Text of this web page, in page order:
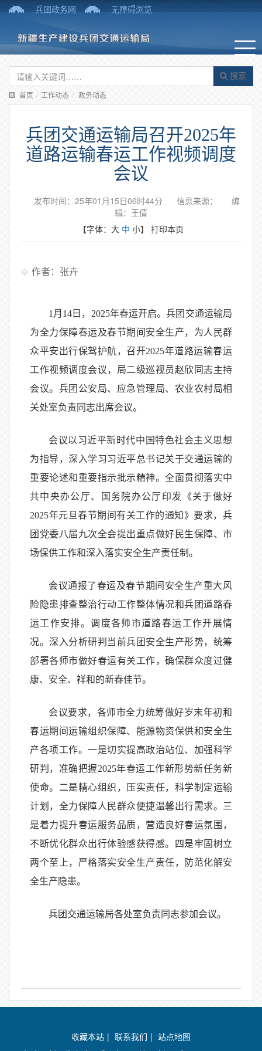
兵团政务网 无障碍浏览
搜索
首页 / 工作动态 / 政务动态
兵团交通运输局召开2025年
道路运输春运工作视频调度
会议
发布时间：25年01月15日06时44分 信息来源：
编
辑：王倩
【字体： 大 中 小】 打印本页
作者：张卉
1月14日，2025年春运开启。兵团交通运输局
为全力保障春运及春节期间安全生产，为人民群
众平安出行保驾护航，召开2025年道路运输春运
工作视频调度会议，局二级巡视员赵欣同志主持
会议。兵团公安局、应急管理局、农业农村局相
关处室负责同志出席会议。
会议以习近平新时代中国特色社会主义思想
为指导，深入学习习近平总书记关于交通运输的
重要论述和重要指示批示精神。全面贯彻落实中
共中央办公厅、国务院办公厅印发《关于做好
2025年元旦春节期间有关工作的通知》要求，兵
团党委八届九次全会提出重点做好民生保障、市
场保供工作和深入落实安全生产责任制。
会议通报了春运及春节期间安全生产重大风
险隐患排查整治行动工作整体情况和兵团道路春
运工作安排。调度各师市道路春运工作开展情
况。深入分析研判当前兵团安全生产形势，统筹
部署各师市做好春运有关工作，确保群众度过健
康、安全、祥和的新春佳节。
会议要求，各师市全力统筹做好岁末年初和
春运期间运输组织保障、能源物资保供和安全生
产各项工作。一是切实提高政治站位、加强科学
研判，准确把握2025年春运工作新形势新任务新
使命。二是精心组织，压实责任，科学制定运输
计划，全力保障人民群众便捷温馨出行需求。三
是着力提升春运服务品质，营造良好春运氛围，
不断优化群众出行体验感获得感。四是牢固树立
两个至上，严格落实安全生产责任，防范化解安
全生产隐患。
兵团交通运输局各处室负责同志参加会议。
收藏本站 | 联系我们 | 站点地图